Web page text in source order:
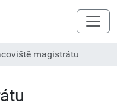
magistrátu